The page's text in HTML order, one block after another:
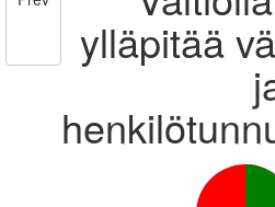
ylläpitää